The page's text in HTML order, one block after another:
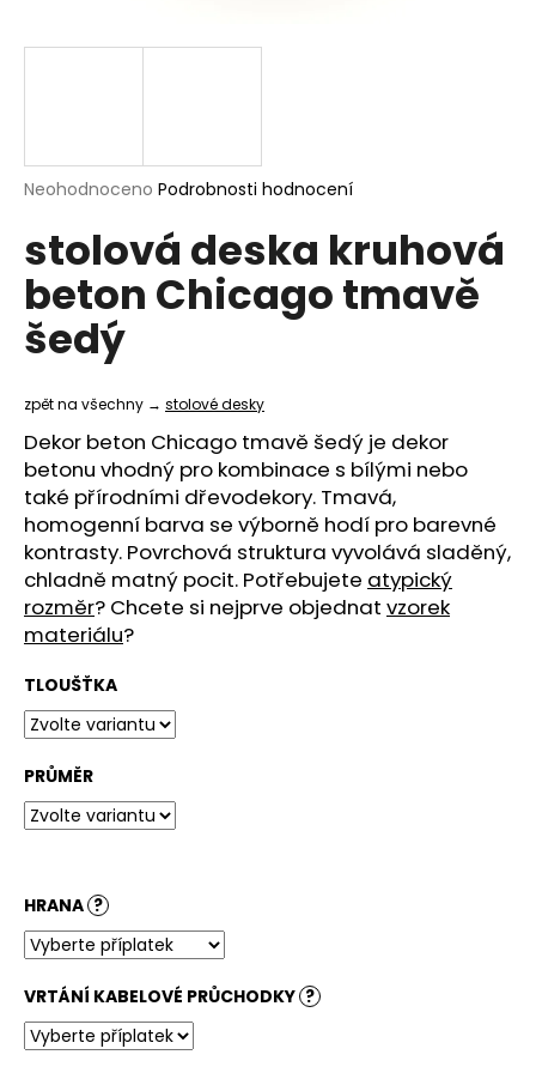
Průměrné
produktu
je
0,0
5
hvězdiček.
Neohodnoceno Podrobnosti hodnocení
stolová deska kruhová
beton Chicago tmavě
šedý
zpět na všechny → stolové desky
Dekor beton Chicago tmavě šedý je dekor
betonu vhodný pro kombinace s bílými nebo
také přírodními dřevodekory. Tmavá,
homogenní barva se výborně hodí pro barevné
kontrasty. Povrchová struktura vyvolává sladěný,
chladně matný pocit. Potřebujete atypický
rozměr? Chcete si nejprve objednat vzorek
materiálu?
TLOUŠŤKA
PRŮMĚR
HRANA ?
VRTÁNÍ KABELOVÉ PRŮCHODKY ?
j
?
HLEDAT
o
p
o
r
u
č
u
j
e
m
e
STOLOVÁ
DESKA
OVÁL
BARDOLINO
PŘÍRODNÍ
Kč